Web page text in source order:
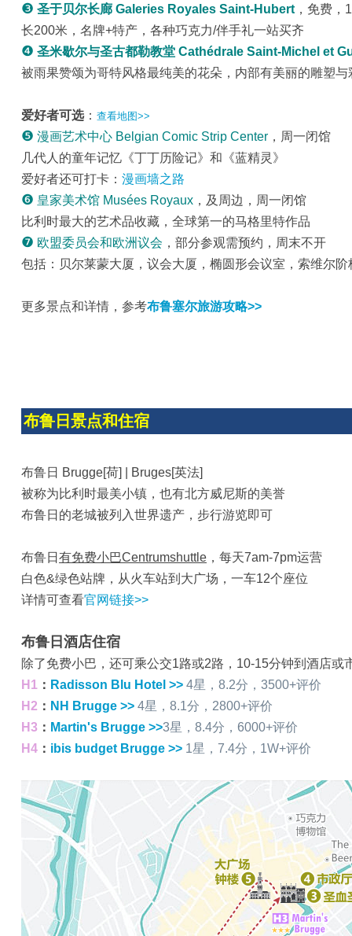
❸ 圣于贝尔长廊 Galeries Royales Saint-Hubert ，免费，
长200米，名牌+特产，各种巧克力/伴手礼一站买齐
❹ 圣米歇尔与圣古都勒教堂 Cathédrale Saint-Michel et
被雨果赞颂为哥特风格最纯美的花朵，内部有美丽的雕塑与
爱好者可选： 查看地图>>
❺ 漫画艺术中心 Belgian Comic Strip Center ，周一闭馆
几代人的童年记忆《丁丁历险记》和《蓝精灵》
爱好者还可打卡： 漫画墙之路
❻ 皇家美术馆 Musées Royaux ，及周边，周一闭馆
比利时最大的艺术品收藏，全球第一的马格里特作品
❼ 欧盟委员会和欧洲议会 ，部分参观需预约，周末不开
包括：贝尔莱蒙大厦，议会大厦，椭圆形会议室，索维尔阶
更多景点和详情，参考布鲁塞尔旅游攻略>>
布鲁日景点和住宿
布鲁日 Brugge[荷] | Bruges[英法]
被称为比利时最美小镇，也有北方威尼斯的美誉
布鲁日的老城被列入世界遗产，步行游览即可
布鲁日 有免费小巴Centrumshuttle ，每天7am-7pm运营
白色&绿色站牌，从火车站到大广场，一车12个座位
详情可查看官网链接>>
布鲁日酒店住宿
除了免费小巴，还可乘公交1路或2路，10-15分钟到酒店或
H1 ： Radisson Blu Hotel >> 4星，8.2分，3500+评价
H2 ： NH Brugge >> 4星，8.1分，2800+评价
H3 ： Martin's Brugge >>3星，8.4分，6000+评价
H4 ： ibis budget Brugge >> 1星，7.4分，1W+评价